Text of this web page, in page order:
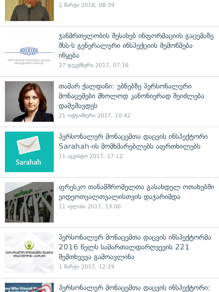
2 მარტი 2018, 08:39
ჯანმრთელობის შესახებ ინფორმაციის გაცემაზე
შსს-ს გენერალური ინსპექციის შემოწმება
იწყება
27 დეკემბერი 2017, 07:16
თამარ ქალდანი: უბნებზე პერსონალური
მონაცემები მხოლოდ კანონიერად შეიძლება
დამუშავდეს
21 ოქტომბერი 2017, 10:42
პერსონალურ მონაცემთა დაცვის ინსპექტორი
Sarahah-ის მომხმარებლებს აფრთხილებს
11 აგვისტო 2017, 17:12
ფრესკო თანამშრომელთა გასახდელ ოთახებში
ვიდეოთვალთვალისთვის დაჯარიმდა
11 ივლისი 2017, 13:00
პერსონალურ მონაცემთა დაცვის ინსპექტორმა
2016 წელს სამართალდარღვევის 221
შემთხვევა გამოავლინა
1 მარტი 2017, 12:19
პერსონალურ მონაცემთა დაცვის ინსპექტორი: